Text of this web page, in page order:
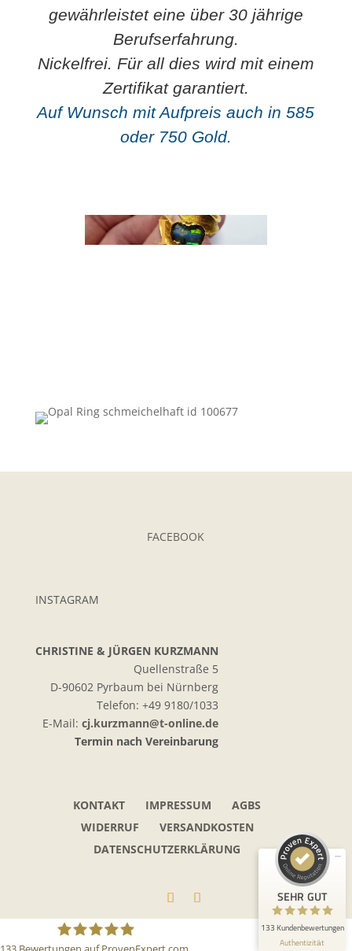
gewährleistet eine über 30 jährige
Berufserfahrung.
Nickelfrei. Für all dies wird mit einem
Zertifikat garantiert.
Auf Wunsch mit Aufpreis auch in 585
oder 750 Gold.
dem
Laden
des
Videos
YouTube.
Mehr
erfahren
FACEBOOK
INSTAGRAM
CHRISTINE & JÜRGEN KURZMANN
Quellenstraße 5
D-90602 Pyrbaum bei Nürnberg
Telefon: +49 9180/1033
E-Mail: cj.kurzmann@t-online.de
Termin nach Vereinbarung
KONTAKT IMPRESSUM
AGBS
WIDERRUF
VERSANDKOSTEN
DATENSCHUTZERKLÄRUNG
SEHR GUT
133 Kundenbewertungen
Authentizität
Kundenbewertungen und Erfahrungen zu
SEHR GUT
5,00 / 5,00
11
Bewertungen auf
ProvenExpert.com
anderen Quellen